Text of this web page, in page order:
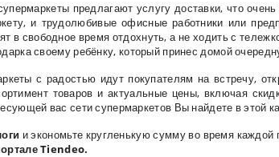
предлагают услугу доставки, что
и трудолюбивые офисные работники или
в свободное время отдохнуть, а не ходить с
своему ребёнку, который принес домой
с радостью идут покупателям на встречу,
товаров и актуальные цены, включая
вас сети супермаркетов Вы найдете в этой
и экономьте кругленькую сумму во время каждой
Tiendeo.